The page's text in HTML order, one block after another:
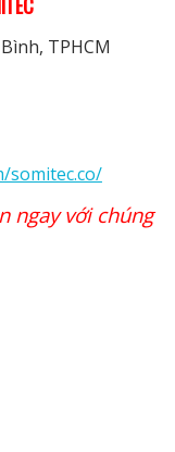
TPHCM
somitec.co/
ngay với chúng